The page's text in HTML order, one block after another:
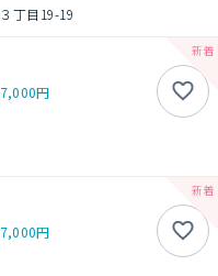
丁目19-19
7,000円
7,000円